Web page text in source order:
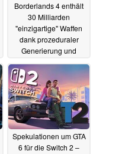
Borderlands 4 enthält
30 Milliarden
"einzigartige" Waffen
dank prozeduraler
Generierung und
neuem
Anpassungssystem
14.08.2025
Spekulationen um GTA
6 für die Switch 2 –